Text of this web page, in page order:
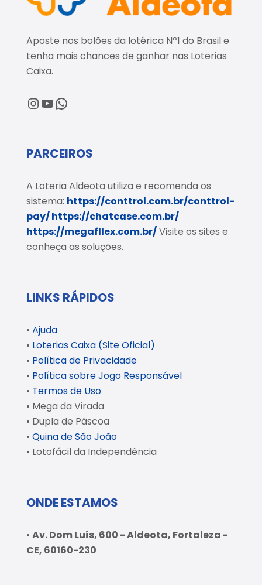
Aposte nos bolões da lotérica Nº1 do Brasil e
tenha mais chances de ganhar nas Loterias
Caixa.
@loteriaaldeota
@loteriaaldeota
Central de Atendimento
PARCEIROS
A Loteria Aldeota utiliza e recomenda os
sistema: https://conttrol.com.br/conttrol-
pay/https://chatcase.com.br/
https://megafllex.com.br/Visite os sites e
conheça as soluções.
LINKS RÁPIDOS
• Ajuda
• Loterias Caixa (Site Oficial)
• Política de Privacidade
• Política sobre Jogo Responsável
• Termos de Uso
• Mega da Virada
• Dupla de Páscoa
• Quina de São João
• Lotofácil da Independência
ONDE ESTAMOS
• Av. Dom Luís, 600 - Aldeota, Fortaleza -
CE, 60160-230